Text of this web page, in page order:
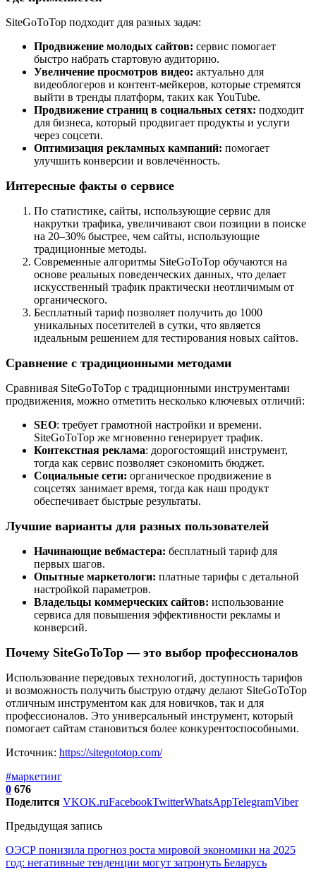
SiteGoToTop подходит для разных задач:
Продвижение молодых сайтов: сервис помогает
быстро набрать стартовую аудиторию.
Увеличение просмотров видео: актуально для
видеоблогеров и контент-мейкеров, которые стремятся
выйти в тренды платформ, таких как YouTube.
Продвижение страниц в социальных сетях: подходит
для бизнеса, который продвигает продукты и услуги
через соцсети.
Оптимизация рекламных кампаний: помогает
улучшить конверсии и вовлечённость.
Интересные факты о сервисе
По статистике, сайты, использующие сервис для
накрутки трафика, увеличивают свои позиции в поиске
на 20–30% быстрее, чем сайты, использующие
традиционные методы.
Современные алгоритмы SiteGoToTop обучаются на
основе реальных поведенческих данных, что делает
искусственный трафик практически неотличимым от
органического.
Бесплатный тариф позволяет получить до 1000
уникальных посетителей в сутки, что является
идеальным решением для тестирования новых сайтов.
Сравнение с традиционными методами
Сравнивая SiteGoToTop с традиционными инструментами
продвижения, можно отметить несколько ключевых отличий:
SEO: требует грамотной настройки и времени.
SiteGoToTop же мгновенно генерирует трафик.
Контекстная реклама: дорогостоящий инструмент,
тогда как сервис позволяет сэкономить бюджет.
Социальные сети: органическое продвижение в
соцсетях занимает время, тогда как наш продукт
обеспечивает быстрые результаты.
Лучшие варианты для разных пользователей
Начинающие вебмастера: бесплатный тариф для
первых шагов.
Опытные маркетологи: платные тарифы с детальной
настройкой параметров.
Владельцы коммерческих сайтов: использование
сервиса для повышения эффективности рекламы и
конверсий.
Почему SiteGoToTop — это выбор профессионалов
Использование передовых технологий, доступность тарифов
и возможность получить быструю отдачу делают SiteGoToTop
отличным инструментом как для новичков, так и для
профессионалов. Это универсальный инструмент, который
помогает сайтам становиться более конкурентоспособными.
Источник: https://sitegototop.com/
#маркетинг
0 676
Поделится VKOK.ruFacebookTwitterWhatsAppTelegramViber
Предыдущая запись
ОЭСР понизила прогноз роста мировой экономики на 2025
год: негативные тенденции могут затронуть Беларусь